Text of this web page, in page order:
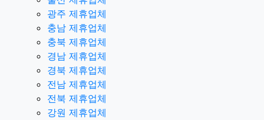
광주 제휴업체
충남 제휴업체
충북 제휴업체
경남 제휴업체
경북 제휴업체
전남 제휴업체
전북 제휴업체
강원 제휴업체